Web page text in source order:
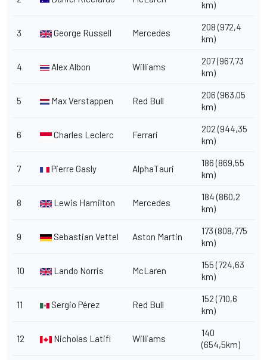
km)
3 George Russell Mercedes
208 (972,4
km)
4 Alex Albon Williams
207 (967,73
km)
5 Max Verstappen Red Bull
206 (963,05
km)
6 Charles Leclerc Ferrari
202 (944,35
km)
7 Pierre Gasly AlphaTauri
186 (869,55
km)
8 Lewis Hamilton Mercedes
184 (860,2
km)
9 Sebastian Vettel Aston Martin
173 (808,775
km)
10 Lando Norris McLaren
155 (724,63
km)
11 Sergio Pérez Red Bull
152 (710,6
km)
12 Nicholas Latifi Williams
140
(654,5km)